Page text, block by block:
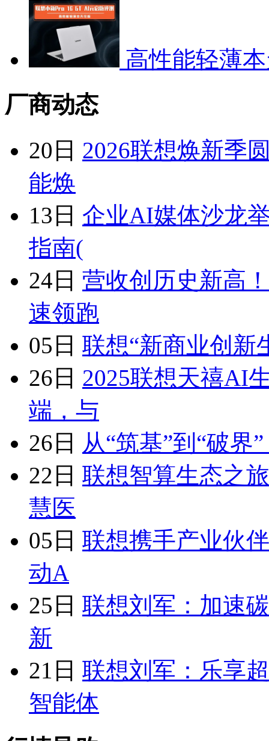
高性能轻薄
厂商动态
20日 2026联想焕新季
能焕
13日 企业AI媒体沙龙
指南(
24日 营收创历史新高
速领跑
05日 联想“新商业创新
26日 2025联想天禧AI
端，与
26日 从“筑基”到“破
22日 联想智算生态之
慧医
05日 联想携手产业伙
动A
25日 联想刘军：加速
新
21日 联想刘军：乐享
智能体